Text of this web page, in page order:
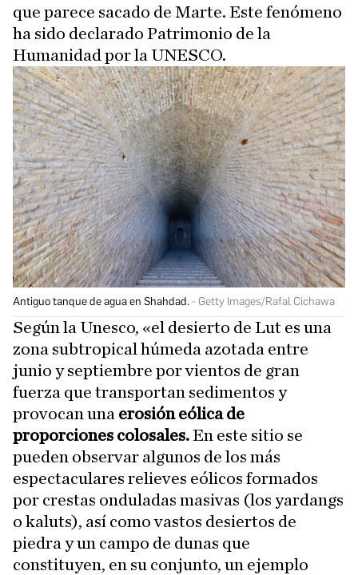
que parece sacado de Marte. Este fenómeno
ha sido declarado Patrimonio de la
Humanidad por la UNESCO.
Antiguo tanque de agua en Shahdad. Getty Images/Rafal Cichawa
Según la Unesco, «el desierto de Lut es una
zona subtropical húmeda azotada entre
junio y septiembre por vientos de gran
fuerza que transportan sedimentos y
provocan una erosión eólica de
proporciones colosales.En este sitio se
pueden observar algunos de los más
espectaculares relieves eólicos formados
por crestas onduladas masivas (los yardangs
o kaluts), así como vastos desiertos de
piedra y un campo de dunas que
constituyen, en su conjunto, un ejemplo